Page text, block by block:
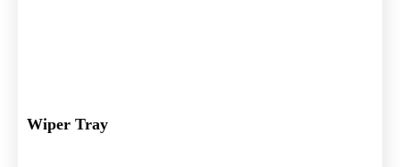
Wiper Tray